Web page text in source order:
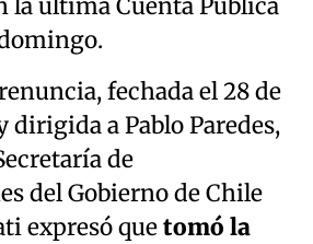
la última Cuenta Pública
fechada el 28 de
dirigida a Pablo Paredes,
de
del Gobierno de Chile
expresó quetomó la